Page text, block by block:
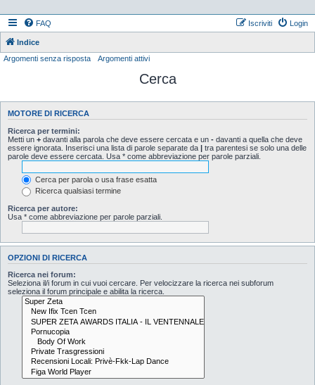
FAQ Login
Iscriviti
Indice
Argomenti senza risposta
Argomenti attivi
Cerca
MOTORE DI RICERCA
Ricerca per termini:
Metti un + davanti alla parola che deve essere cercata e un - davanti a quella che deve
essere ignorata. Inserisci una lista di parole separate da | tra parentesi se solo una delle
parole deve essere cercata. Usa * come abbreviazione per parole parziali.
Cerca per parola o usa frase esatta
Ricerca qualsiasi termine
Ricerca per autore:
Usa * come abbreviazione per parole parziali.
OPZIONI DI RICERCA
Ricerca nei forum:
Seleziona il/i forum in cui vuoi cercare. Per velocizzare la ricerca nei subforum
seleziona il forum principale e abilita la ricerca.